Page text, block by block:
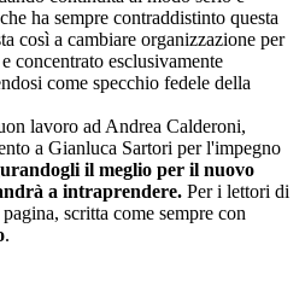
ha sempre contraddistinto questa
così a cambiare organizzazione per
concentrato esclusivamente
come specchio fedele della
lavoro ad Andrea Calderoni,
a Gianluca Sartori per l'impegno
il meglio per il nuovo
a intraprendere. Per i lettori di
scritta come sempre con
.